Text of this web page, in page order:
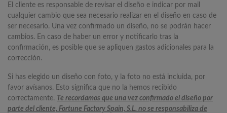
El cliente es responsable de revisar el diseño e indicar por mail
cualquier cambio que sea necesario realizar en el diseño en caso de
ser necesario. Una vez confirmado un diseño, no se podrán hacer
cambios. En caso de haber un error y notificarlo tras la
confirmación, es posible que se apliquen gastos adicionales para la
corrección.
Si has elegido un diseño con foto, y la foto no está incluida, por
favor avísanos. Esto significa que no la hemos recibido
correctamente. Te recordamos que una vez confirmado el diseño por
parte del cliente, Fortune Factory Spain, S.L. no se responsabiliza de